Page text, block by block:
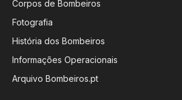
Corpos de Bombeiros
Fotografia
História dos Bombeiros
Informações Operacionais
Arquivo Bombeiros.pt